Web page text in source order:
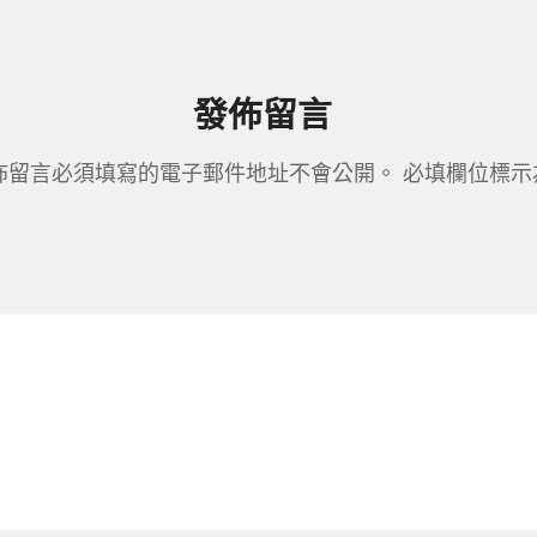
發佈留言
留言必須填寫的電子郵件地址不會公開。 必填欄位標